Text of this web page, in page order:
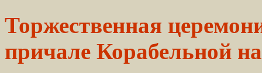
Торжественная
причале Корабельной